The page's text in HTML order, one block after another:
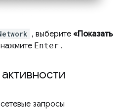
, выберите «Показать
Enter .
сетевые запросы